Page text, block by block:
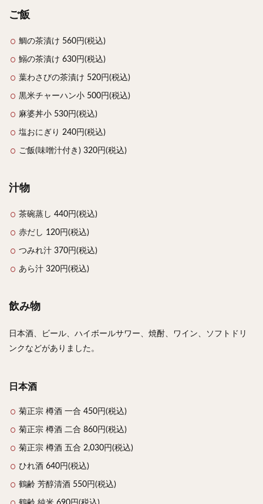
ご飯
鯛の茶漬け 560円(税込)
鰯の茶漬け 630円(税込)
葉わさびの茶漬け 520円(税込)
黒米チャーハン小 500円(税込)
麻婆丼小 530円(税込)
塩おにぎり 240円(税込)
ご飯(味噌汁付き) 320円(税込)
汁物
茶碗蒸し 440円(税込)
赤だし 120円(税込)
つみれ汁 370円(税込)
あら汁 320円(税込)
飲み物
日本酒、ビール、ハイボールサワー、焼酎、ワイン、ソフトドリ
ンクなどがありました。
日本酒
菊正宗 樽酒 一合 450円(税込)
菊正宗 樽酒 二合 860円(税込)
菊正宗 樽酒 五合 2,030円(税込)
ひれ酒 640円(税込)
鶴齢 芳醇清酒 550円(税込)